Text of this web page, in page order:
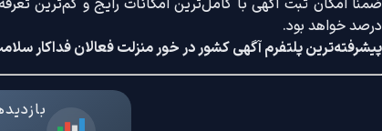
درصد خواهد بود.
پیشرفته‌ترین پلتفرم آگهی کشور در خور منزلت فعالان فداکار